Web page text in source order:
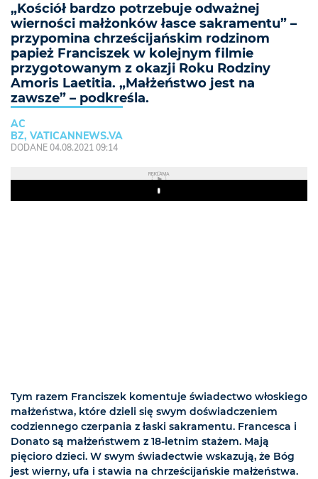
„Kościół bardzo potrzebuje odważnej
wierności małżonków łasce sakramentu” –
przypomina chrześcijańskim rodzinom
papież Franciszek w kolejnym filmie
przygotowanym z okazji Roku Rodziny
Amoris Laetitia. „Małżeństwo jest na
zawsze” – podkreśla.
AC
BZ, VATICANNEWS.VA
DODANE 04.08.2021 09:14
REKLAMA
Play
Tym razem Franciszek komentuje świadectwo włoskiego
małżeństwa, które dzieli się swym doświadczeniem
codziennego czerpania z łaski sakramentu. Francesca i
Donato są małżeństwem z 18-letnim stażem. Mają
pięcioro dzieci. W swym świadectwie wskazują, że Bóg
jest wierny, ufa i stawia na chrześcijańskie małżeństwa.